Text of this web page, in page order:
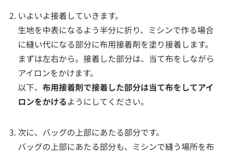
いよいよ接着していきます。
生地を中表になるよう半分に折り、ミシンで作る場合
に縫い代になる部分に布用接着剤を塗り接着します。
まずは左右から。接着した部分は、当て布をしながら
アイロンをかけます。
以下、布用接着剤で接着した部分は当て布をしてアイ
ロンをかけるようにしてください。
次に、バッグの上部にあたる部分です。
バッグの上部にあたる部分も、ミシンで縫う場所を布